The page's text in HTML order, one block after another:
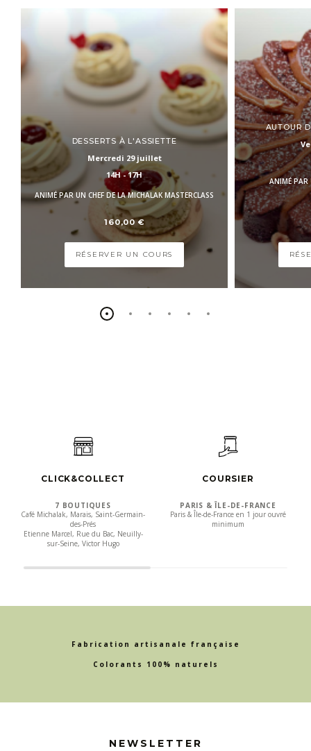
DESSERTS À L'ASSIETTE
Mercredi 29 juillet
14H - 17H
ANIMÉ PAR UN CHEF DE LA MICHALAK MASTERCLASS
160,00 €
RÉSERVER UN COURS
AUTOUR
ANIMÉ PAR
CLICK&COLLECT
7 BOUTIQUES
Café Michalak, Marais, Saint-Germain-
des-Prés
Etienne Marcel, Rue du Bac, Neuilly-
sur-Seine, Victor Hugo
COURSIER
PARIS & ÎLE-DE-FRANCE
Paris & Île-de-France en 1 jour ouvré
minimum
Fabrication artisanale française
Colorants 100% naturels
NEWSLETTER